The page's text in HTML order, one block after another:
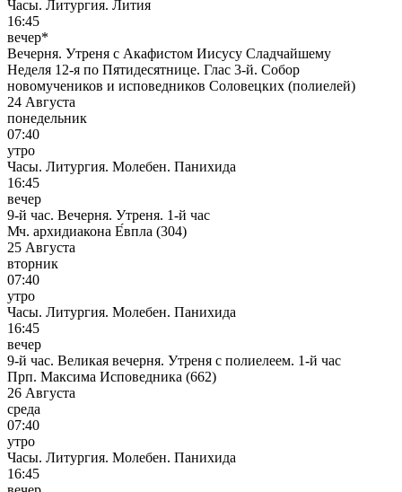
Часы. Литургия. Лития
16:45
вечер*
Вечерня. Утреня с Акафистом Иисусу Сладчайшему
Неделя 12-я по Пятидесятнице. Глас 3-й. Собор
новомучеников и исповедников Соловецких (полиелей)
24 Августа
понедельник
07:40
утро
Часы. Литургия. Молебен. Панихида
16:45
вечер
9-й час. Вечерня. Утреня. 1-й час
Мч. архидиакона Е́впла (304)
25 Августа
вторник
07:40
утро
Часы. Литургия. Молебен. Панихида
16:45
вечер
9-й час. Великая вечерня. Утреня с полиелеем. 1-й час
Прп. Максима Исповедника (662)
26 Августа
среда
07:40
утро
Часы. Литургия. Молебен. Панихида
16:45